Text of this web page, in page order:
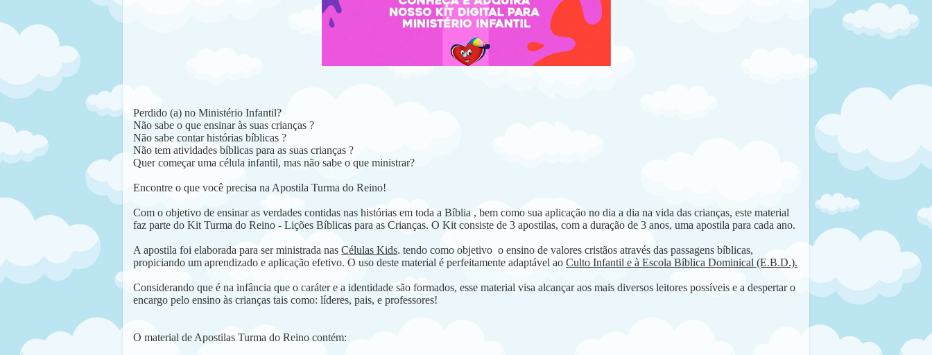
Perdido (a) no Ministério Infantil?
Não sabe o que ensinar às suas crianças ?
Não sabe contar histórias bíblicas ?
Não tem atividades bíblicas para as suas crianças ?
Quer começar uma célula infantil, mas não sabe o que ministrar?
Encontre o que você precisa na Apostila Turma do Reino!
Com o objetivo de ensinar as verdades contidas nas histórias em toda a Bíblia , bem como sua aplicação no dia a dia na vida das crianças, este material
faz parte do Kit Turma do Reino - Lições Bíblicas para as Crianças. O Kit consiste de 3 apostilas, com a duração de 3 anos, uma apostila para cada ano.
A apostila foi elaborada para ser ministrada nas Células Kids. tendo como objetivo o ensino de valores cristãos através das passagens bíblicas,
propiciando um aprendizado e aplicação efetivo. O uso deste material é perfeitamente adaptável ao Culto Infantil e à Escola Bíblica Dominical (E.B.D.).
Considerando que é na infância que o caráter e a identidade são formados, esse material visa alcançar aos mais diversos leitores possíveis e a despertar o
encargo pelo ensino às crianças tais como: líderes, pais, e professores!
O material de Apostilas Turma do Reino contém: